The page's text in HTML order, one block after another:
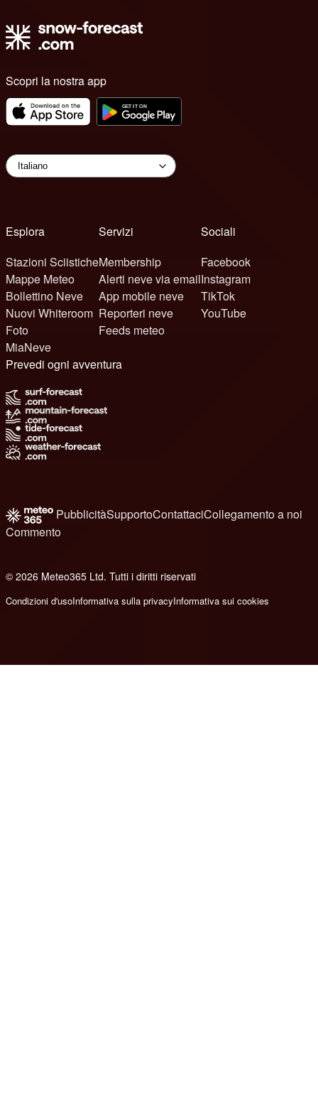
Scopri la nostra app
Esplora
Stazioni Sciistiche
Mappe Meteo
Bollettino Neve
Nuovi Whiteroom
Foto
MiaNeve
Servizi
Membership
Alerti neve via email
App mobile neve
Reporteri neve
Feeds meteo
Sociali
Facebook
Instagram
TikTok
YouTube
Prevedi ogni avventura
PubblicitàSupportoContattaciCollegamento a noi
Commento
© 2026 Meteo365 Ltd. Tutti i diritti riservati
Condizioni d'usoInformativa sulla privacyInformativa sui cookies